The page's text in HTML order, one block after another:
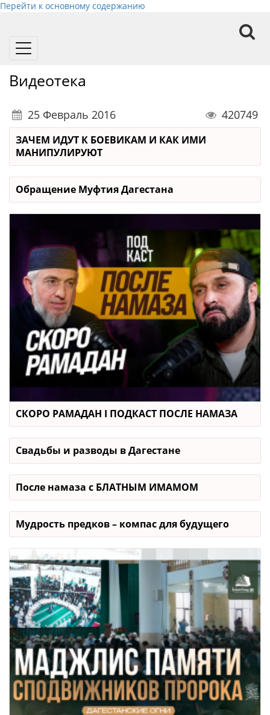
Перейти к основному содержанию
Toggle
Видеотека
25 Февраль 2016 420749
ЗАЧЕМ ИДУТ К БОЕВИКАМ И КАК ИМИ
МАНИПУЛИРУЮТ
Обращение Муфтия Дагестана
СКОРО РАМАДАН I ПОДКАСТ ПОСЛЕ НАМАЗА
Свадьбы и разводы в Дагестане
После намаза с БЛАТНЫМ ИМАМОМ
Мудрость предков – компас для будущего